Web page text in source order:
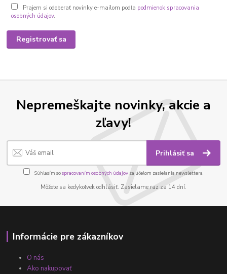
Prajem si odoberať novinky e-mailom podľa podmienok spracovania
osobných údajov.
Registrovať sa
Nepremeškajte novinky, akcie a
zľavy!
Prihlásiť sa
Súhlasím sospracovaním osobných údajov za účelom zasielania newslettera.
Môžete sa kedykoľvek odhlásiť. Zasielame raz za 14 dní.
Informácie pre zákazníkov
O nás
Ako nakupovať